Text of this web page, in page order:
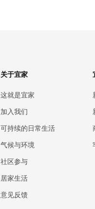
关于宜家
这就是宜家
加入我们
可持续的日常生活
气候与环境
社区参与
居家生活
意见反馈